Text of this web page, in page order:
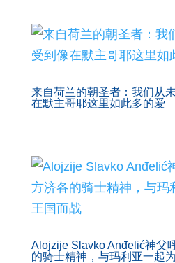
来自荷兰的朝圣者：我们从
在默主哥耶这里如此多的爱
Alojzije Slavko Anđelić神父
的骑士精神，与玛利亚一起